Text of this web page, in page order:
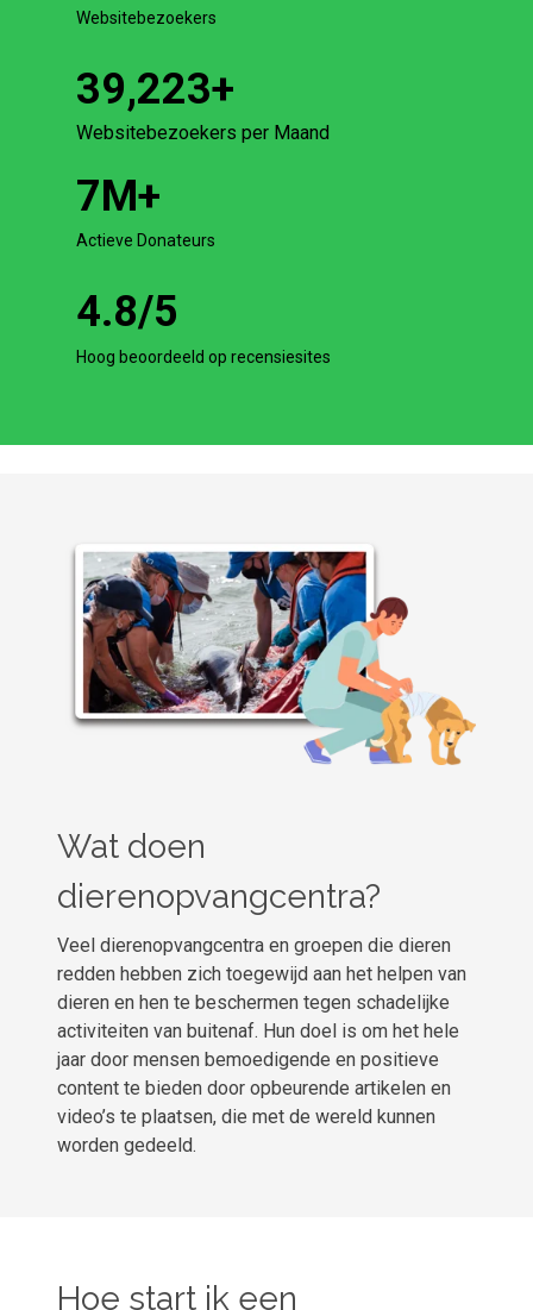
Websitebezoekers
39,223+
Websitebezoekers per Maand
7M+
Actieve Donateurs
4.8/5
Hoog beoordeeld op recensiesites
Wat doen
dierenopvangcentra?
Veel dierenopvangcentra en groepen die dieren
redden hebben zich toegewijd aan het helpen van
dieren en hen te beschermen tegen schadelijke
activiteiten van buitenaf. Hun doel is om het hele
jaar door mensen bemoedigende en positieve
content te bieden door opbeurende artikelen en
video’s te plaatsen, die met de wereld kunnen
worden gedeeld.
Hoe start ik een